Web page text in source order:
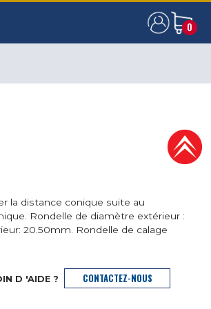
0
0
la distance conique suite au
Rondelle de diamètre extérieur :
20.50mm. Rondelle de calage
D 'AIDE ? CONTACTEZ-NOUS